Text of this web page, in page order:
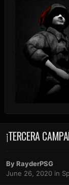
¡TERCERA
ByRayderPSG
June 26, 2020 in